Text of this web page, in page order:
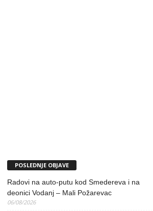
POSLEDNJE OBJAVE
Radovi na auto-putu kod Smedereva i na
deonici Vodanj – Mali Požarevac
06/08/2026